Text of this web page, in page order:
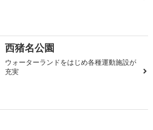
西猪名公園
ウォーターランドをはじめ各種運動施設が
充実